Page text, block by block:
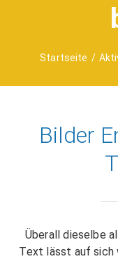
Startseite /
Bilder
Überall dieselbe
Text lässt auf sich